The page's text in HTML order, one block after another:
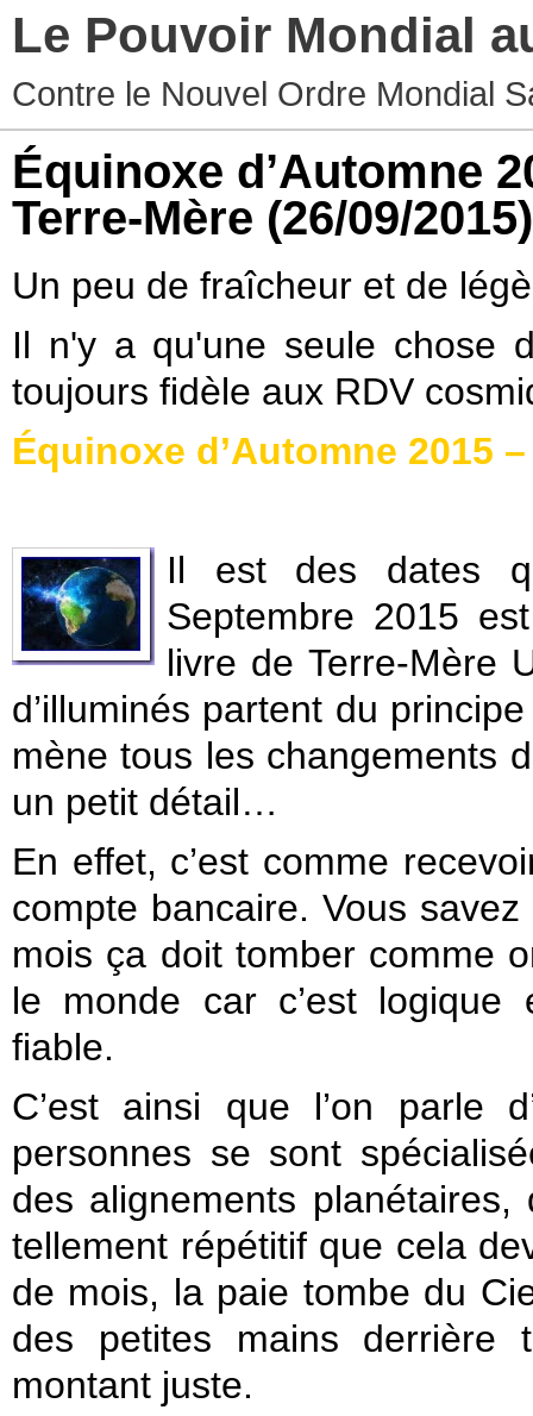
Le Pouvoir Mondial
Contre le Nouvel Ordre Mondial
Équinoxe d’Automne
Terre-Mère (26/09/2015)
Un peu de fraîcheur et de
Il n'y a qu'une seule chose
toujours fidèle aux RDV
Équinoxe d’Automne 2015
Il est des dates
Septembre 2015
livre de Terre-Mère
d’illuminés partent du
mène tous les changements
un petit détail…
En effet, c’est comme
compte bancaire. Vous
mois ça doit tomber comme
le monde car c’est logique
fiable.
C’est ainsi que l’on parle
personnes se sont
des alignements
tellement répétitif que cela
de mois, la paie tombe du
des petites mains
montant juste.